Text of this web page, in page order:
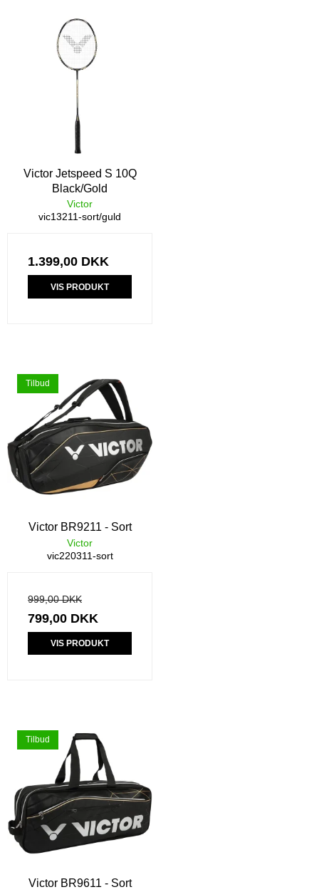
Victor Jetspeed S 10Q
Black/Gold
Victor
vic13211-sort/guld
1.399,00 DKK
VIS PRODUKT
Tilbud
Victor BR9211 - Sort
Victor
vic220311-sort
999,00 DKK
799,00 DKK
VIS PRODUKT
Tilbud
Victor BR9611 - Sort